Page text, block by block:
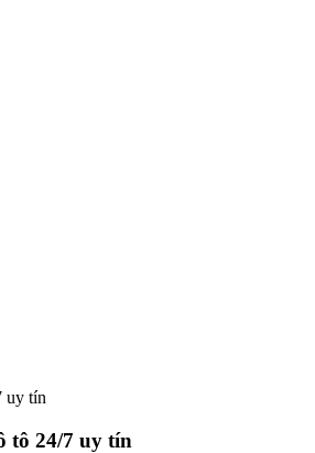
uy tín
tô 24/7 uy tín